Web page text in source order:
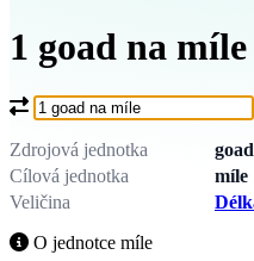
1 goad na
Co chcete převést?
Zdrojová jednotka
goad
Cílová jednotka
míle
Veličina
O jednotce míle